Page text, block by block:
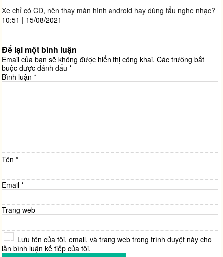
Xe chỉ có CD, nên thay màn hình android hay dùng tẩu nghe nhạc?
10:51 | 15/08/2021
Để lại một bình luận
Email của bạn sẽ không được hiển thị công khai. Các trường bắt
buộc được đánh dấu*
Bình luận*
Tên*
Email*
Trang web
Lưu tên của tôi, email, và trang web trong trình duyệt này cho
lần bình luận kế tiếp của tôi.